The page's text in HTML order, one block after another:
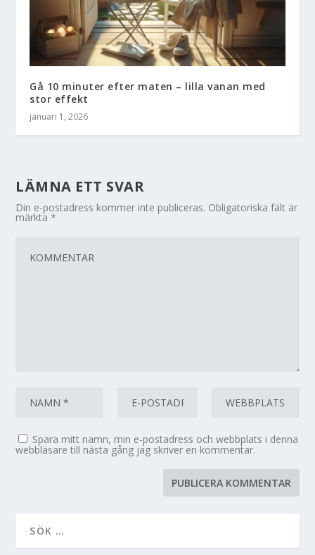
Gå 10 minuter efter maten – lilla vanan med
stor effekt
januari 1, 2026
LÄMNA ETT SVAR
Din e-postadress kommer inte publiceras. Obligatoriska fält är
märkta*
Spara mitt namn, min e-postadress och webbplats i denna
webbläsare till nästa gång jag skriver en kommentar.